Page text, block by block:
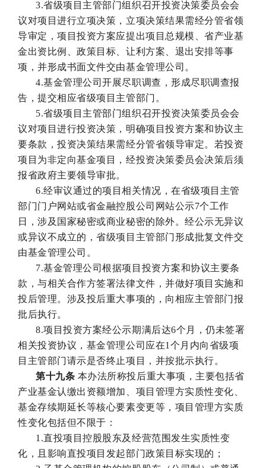
3.省级项目主管部门组织召开投资决策委员会会
议对项目进行立项决策，立项决策结果需经分管省领
导审定，项目投资方案应提出项目总规模、省产业基
金出资比例、政策目标、让利方案、退出安排等事
项，并形成书面文件交由基金管理公司。
4.基金管理公司开展尽职调查，形成尽职调查报
告，提交相应省级项目主管部门。
5.省级项目主管部门组织召开投资决策委员会会
议对项目进行投资决策，明确项目投资方案和协议主
要条款，投资决策结果需经分管省领导审定。若投资
项目为非定向基金项目，经投资决策委员会决策后须
报省政府主要领导审批。
6.经审议通过的项目相关情况，在省级项目主管
部门门户网站或省金融控股公司网站公示7个工作
日，涉及国家秘密或商业秘密的除外。经公示无异议
或异议不成立的，省级项目主管部门形成批复文件交
由基金管理公司。
7.基金管理公司根据项目投资方案和协议主要条
款，与相关合作方签署法律文件，并做好项目实施和
投后管理。涉及投后重大事项的，向相应主管部门报
批后执行。
8.项目投资方案经公示期满后达6个月，仍未签署
相关投资协议，基金管理公司应在1个月内向省级项
目主管部门请示是否终止项目，并按批示执行。
第十九条 本办法所称投后重大事项，主要包括省
产业基金认缴出资额增加、项目管理方实质性变化、
基金存续期延长等核心要素变更等，项目管理方实质
性变化包括但不限于：
1.直投项目控股股东及经营范围发生实质性变
化，且影响直投项目发起部门政策目标实现的；